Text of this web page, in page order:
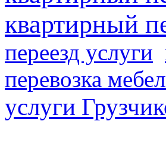
квартирный
переезд услуги
перевозка
услуги